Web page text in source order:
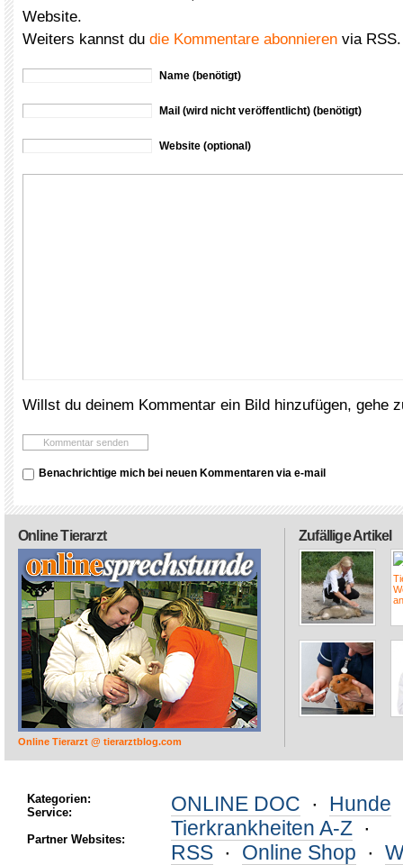
Website.
Weiters kannst du die Kommentare abonnieren via RSS.
Name (benötigt)
Mail (wird nicht veröffentlicht) (benötigt)
Website (optional)
Willst du deinem Kommentar ein Bild hinzufügen, gehe
Benachrichtige mich bei neuen Kommentaren via e-mail
Zufällige Artikel
Online Tierarzt
Online Tierarzt @ tierarztblog.com
Kategorien:
Service:
Partner Websites:
ONLINE DOC · Hunde
Tierkrankheiten A-Z ·
RSS · Online Shop ·